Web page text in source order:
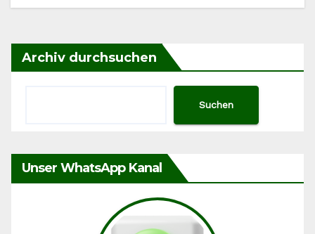
Archiv durchsuchen
Suchen
Unser WhatsApp Kanal